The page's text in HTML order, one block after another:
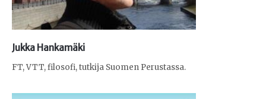
Jukka Hankamäki
FT, VTT, filosofi, tutkija Suomen Perustassa.